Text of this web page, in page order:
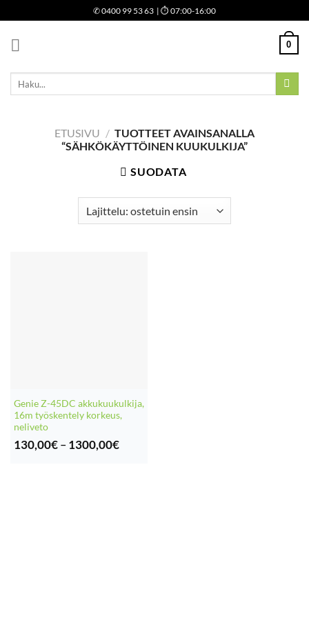
to
content
✆0400 99 53 63 | ⏱ 07:00-16:00
0
Etsi:
ETUSIVU / TUOTTEET AVAINSANALLA
“SÄHKÖKÄYTTÖINEN KUUKULKIJA”
SUODATA
Genie Z-45DC akkukuukulkija,
16m työskentely korkeus,
neliveto
130,00€ – 1300,00€Hintaluokka: